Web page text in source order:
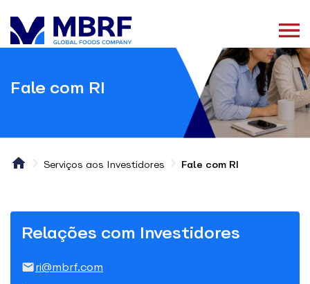
Fale com RI
Serviços aos Investidores Fale com RI
Relações com Investidores
ri@mbrf.com